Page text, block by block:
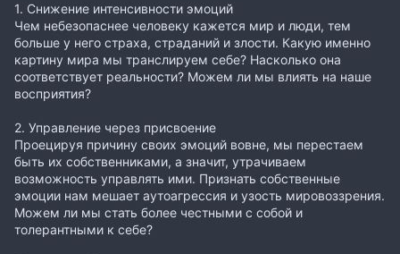
1. Снижение интенсивности эмоций
Чем небезопаснее человеку кажется мир и люди, тем
больше у него страха, страданий и злости. Какую именно
картину мира мы транслируем себе? Насколько она
соответствует реальности? Можем ли мы влиять на наше
восприятия?
2. Управление через присвоение
Проецируя причину своих эмоций вовне, мы перестаем
быть их собственниками, а значит, утрачиваем
возможность управлять ими. Признать собственные
эмоции нам мешает аутоагрессия и узость мировоззрения.
Можем ли мы стать более честными с собой и
толерантными к себе?